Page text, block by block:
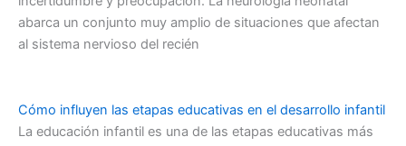
abarca un conjunto muy amplio de situaciones que afectan
al sistema nervioso del recién
Cómo influyen las etapas educativas en el desarrollo infantil
La educación infantil es una de las etapas educativas más